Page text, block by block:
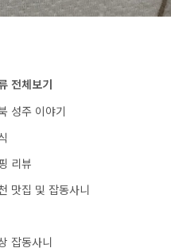
전체보기
성주 이야기
리뷰
맛집 및 잡동사니
잡동사니